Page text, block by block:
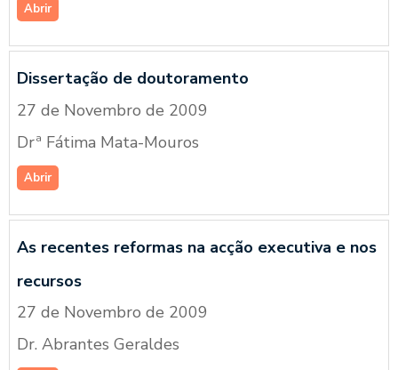
Abrir
Dissertação de doutoramento
27 de Novembro de 2009
Drª Fátima Mata-Mouros
Abrir
As recentes reformas na acção executiva e nos
recursos
27 de Novembro de 2009
Dr. Abrantes Geraldes